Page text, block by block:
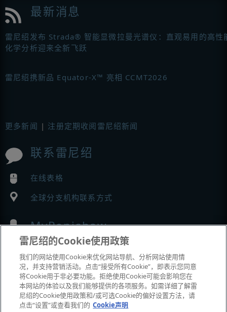
最新消息
雷尼绍发布 Strada® 智能显微拉曼光谱仪：直观易用的高性
化学分析迎来全新飞跃
雷尼绍携新品 Equator-X™ 亮相 CCMT2026
更多新闻 | 注册定期收阅雷尼绍新闻
联系雷尼绍
在线表格
全球分支机构联系方式
MyRenishaw
在线商城
展会与市场活动
雷尼绍的Cookie使用政策
我们的网站使用Cookie来优化网站导航、分析网站使用情
况，并支持营销活动。点击“接受所有Cookie”，即表示您同意
将Cookie用于非必要功能。拒绝使用Cookie可能会影响您在
本网站的体验以及我们能够提供的各项服务。如需详细了解雷
尼绍的Cookie使用政策和/或可选Cookie的偏好设置方法，请
点击“设置”或查看我们的 Cookie声明